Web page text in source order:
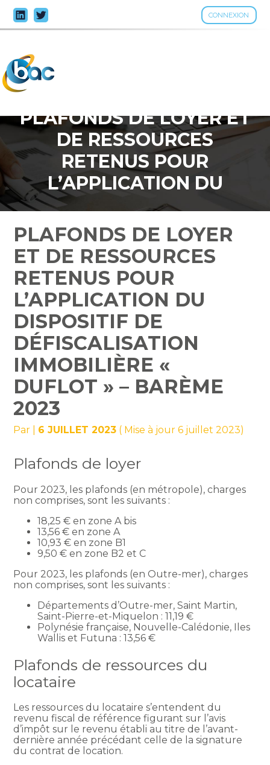
CONNEXION
Aller
au
PLAFONDS DE LOYER ET
DE RESSOURCES
RETENUS POUR
L’APPLICATION DU
DISPOSITIF DE
DÉFISCALISATION
IMMOBILIÈRE « DUFLOT »
– BARÈME 2023
PLAFONDS DE LOYER
ET DE RESSOURCES
RETENUS POUR
L’APPLICATION DU
DISPOSITIF DE
DÉFISCALISATION
IMMOBILIÈRE «
DUFLOT » – BARÈME
2023
Par 6 JUILLET 2023 ( Mise à jour 6 juillet 2023)
Plafonds de loyer
Pour 2023, les plafonds (en métropole), charges
non comprises, sont les suivants :
18,25 € en zone A bis
13,56 € en zone A
10,93 € en zone B1
9,50 € en zone B2 et C
Pour 2023, les plafonds (en Outre-mer), charges
non comprises, sont les suivants :
Départements d’Outre-mer, Saint Martin,
Saint-Pierre-et-Miquelon : 11,19 €
Polynésie française, Nouvelle-Calédonie, Iles
Wallis et Futuna : 13,56 €
Plafonds de ressources du
locataire
Les ressources du locataire s’entendent du
revenu fiscal de référence figurant sur l’avis
d’impôt sur le revenu établi au titre de l’avant-
dernière année précédant celle de la signature
du contrat de location.